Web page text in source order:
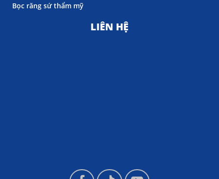
Bọc răng sứ thẩm mỹ
LIÊN HỆ